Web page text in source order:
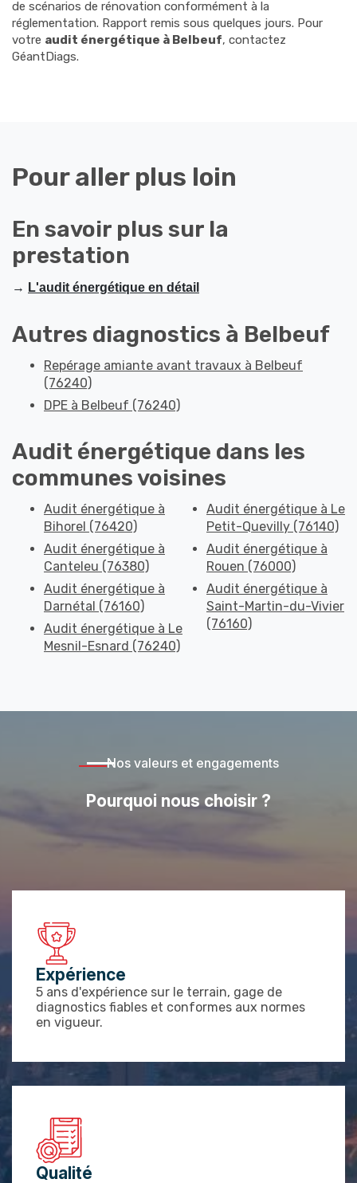
de scénarios de rénovation conformément à la
réglementation. Rapport remis sous quelques jours. Pour
votre audit énergétique à Belbeuf, contactez
GéantDiags.
Pour aller plus loin
En savoir plus sur la
prestation
→ L'audit énergétique en détail
Autres diagnostics à Belbeuf
Repérage amiante avant travaux à Belbeuf
(76240)
DPE à Belbeuf (76240)
Audit énergétique dans les
communes voisines
Audit énergétique à
Bihorel (76420)
Audit énergétique à
Canteleu (76380)
Audit énergétique à
Darnétal (76160)
Audit énergétique à Le
Mesnil-Esnard (76240)
Audit énergétique à Le
Petit-Quevilly (76140)
Audit énergétique à
Rouen (76000)
Audit énergétique à
Saint-Martin-du-Vivier
(76160)
Nos valeurs et engagements
Pourquoi nous choisir ?
Expérience
5 ans d'expérience sur le terrain, gage de
diagnostics fiables et conformes aux normes
en vigueur.
Qualité